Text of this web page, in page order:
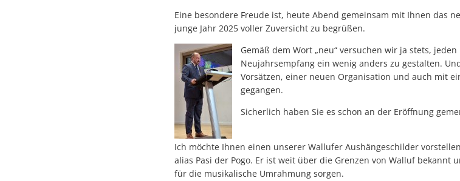
Eine besondere Freude ist, heute Abend gemeinsam mit Ihnen das
junge Jahr 2025 voller Zuversicht zu begrüßen.
Gemäß dem Wort „neu“ versuchen wir ja stets, jeden
Neujahrsempfang ein wenig anders zu gestalten.
Vorsätzen, einer neuen Organisation und auch mit
gegangen.
Sicherlich haben Sie es schon an der Eröffnung
Ich möchte Ihnen einen unserer Wallufer Aushängeschilder
alias Pasi der Pogo. Er ist weit über die Grenzen von Walluf bekannt
für die musikalische Umrahmung sorgen.